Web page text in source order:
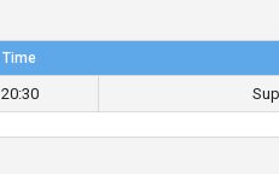
Time
20:30